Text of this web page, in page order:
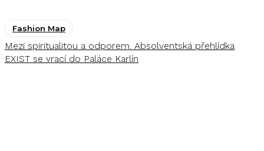
Fashion Map
Mezi spiritualitou a odporem. Absolventská přehlídka
EXIST se vrací do Paláce Karlín